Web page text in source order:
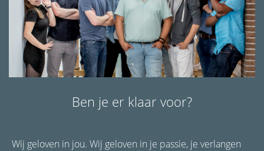
Ben je er klaar voor?
Wij geloven in jou. Wij geloven in je passie, je verlangen